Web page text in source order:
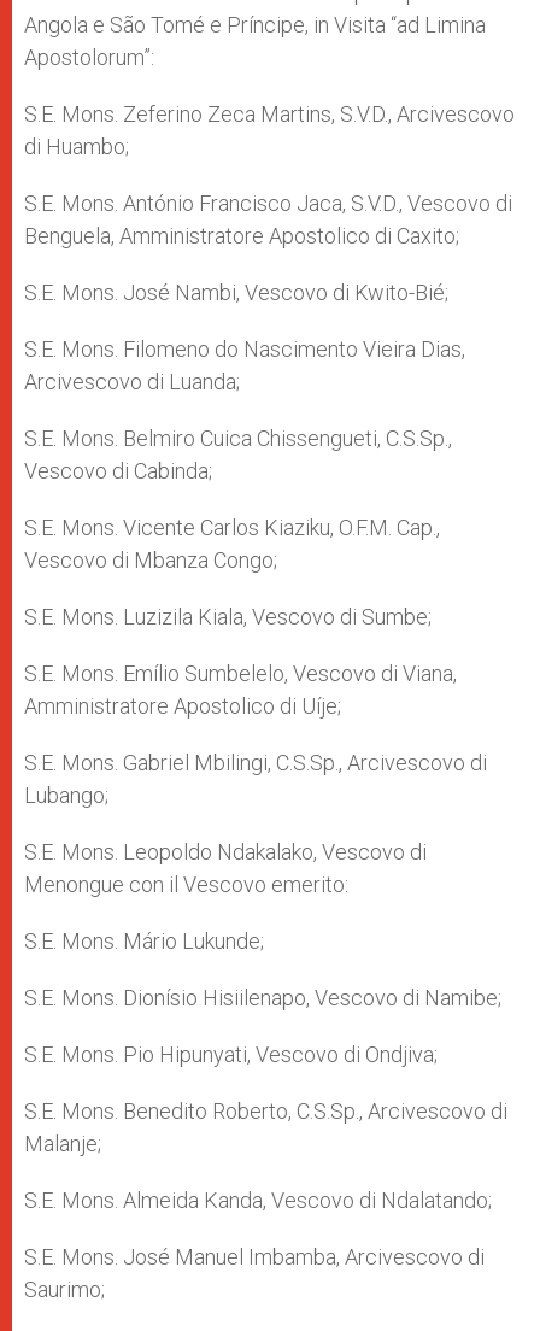
Angola e São Tomé e Príncipe, in Visita “ad Limina
Apostolorum”:
S.E. Mons. Zeferino Zeca Martins, S.V.D., Arcivescovo
di Huambo;
S.E. Mons. António Francisco Jaca, S.V.D., Vescovo di
Benguela, Amministratore Apostolico di Caxito;
S.E. Mons. José Nambi, Vescovo di Kwito-Bié;
S.E. Mons. Filomeno do Nascimento Vieira Dias,
Arcivescovo di Luanda;
S.E. Mons. Belmiro Cuica Chissengueti, C.S.Sp.,
Vescovo di Cabinda;
S.E. Mons. Vicente Carlos Kiaziku, O.F.M. Cap.,
Vescovo di Mbanza Congo;
S.E. Mons. Luzizila Kiala, Vescovo di Sumbe;
S.E. Mons. Emílio Sumbelelo, Vescovo di Viana,
Amministratore Apostolico di Uíje;
S.E. Mons. Gabriel Mbilingi, C.S.Sp., Arcivescovo di
Lubango;
S.E. Mons. Leopoldo Ndakalako, Vescovo di
Menongue con il Vescovo emerito:
S.E. Mons. Mário Lukunde;
S.E. Mons. Dionísio Hisiilenapo, Vescovo di Namibe;
S.E. Mons. Pio Hipunyati, Vescovo di Ondjiva;
S.E. Mons. Benedito Roberto, C.S.Sp., Arcivescovo di
Malanje;
S.E. Mons. Almeida Kanda, Vescovo di Ndalatando;
S.E. Mons. José Manuel Imbamba, Arcivescovo di
Saurimo;